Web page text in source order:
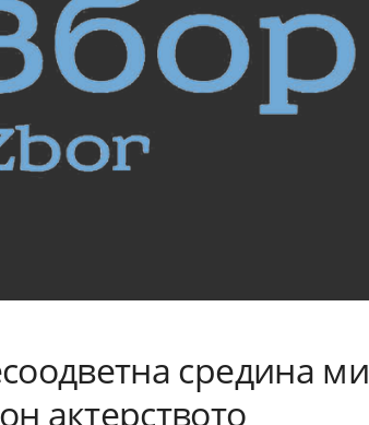
средина ми
актерството